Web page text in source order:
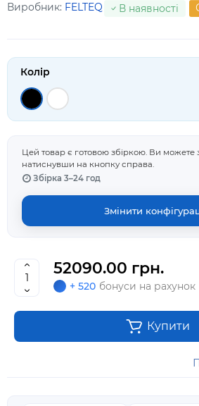
Виробник: FELTEQ В наявності
Колір
Цей товар є готовою збіркою. Ви можете
натиснувши на кнопку справа.
Збірка 3–24 год
Змінити
52090.00 грн.
+ 520 бонуси на рахунок
Купити